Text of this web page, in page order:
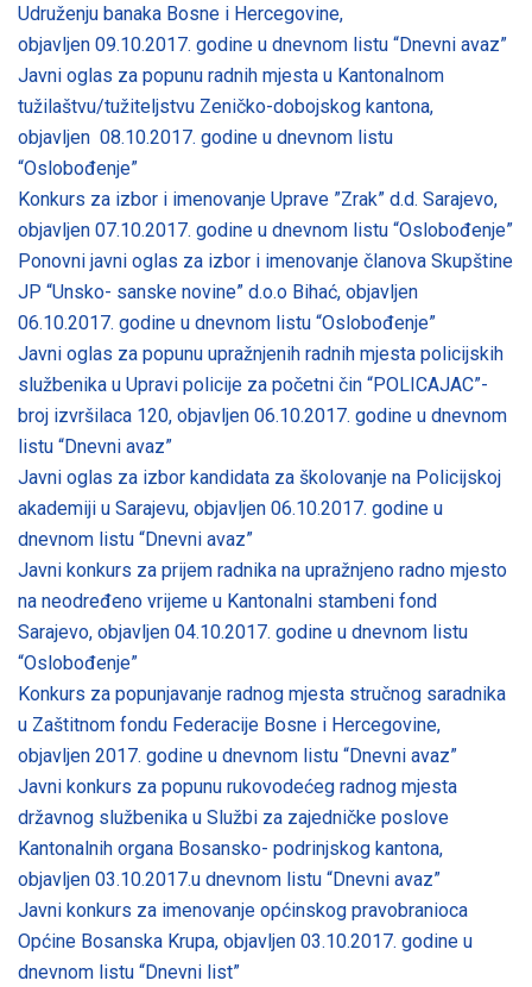
Udruženju banaka Bosne i Hercegovine,
objavljen 09.10.2017. godine u dnevnom listu “Dnevni avaz”
Javni oglas za popunu radnih mjesta u Kantonalnom
tužilaštvu/tužiteljstvu Zeničko-dobojskog kantona,
objavljen 08.10.2017. godine u dnevnom listu
“Oslobođenje”
Konkurs za izbor i imenovanje Uprave ”Zrak” d.d. Sarajevo,
objavljen 07.10.2017. godine u dnevnom listu “Oslobođenje”
Ponovni javni oglas za izbor i imenovanje članova Skupštine
JP “Unsko- sanske novine” d.o.o Bihać, objavljen
06.10.2017. godine u dnevnom listu “Oslobođenje”
Javni oglas za popunu upražnjenih radnih mjesta policijskih
službenika u Upravi policije za početni čin “POLICAJAC”-
broj izvršilaca 120, objavljen 06.10.2017. godine u dnevnom
listu “Dnevni avaz”
Javni oglas za izbor kandidata za školovanje na Policijskoj
akademiji u Sarajevu, objavljen 06.10.2017. godine u
dnevnom listu “Dnevni avaz”
Javni konkurs za prijem radnika na upražnjeno radno mjesto
na neodređeno vrijeme u Kantonalni stambeni fond
Sarajevo, objavljen 04.10.2017. godine u dnevnom listu
“Oslobođenje”
Konkurs za popunjavanje radnog mjesta stručnog saradnika
u Zaštitnom fondu Federacije Bosne i Hercegovine,
objavljen 2017. godine u dnevnom listu “Dnevni avaz”
Javni konkurs za popunu rukovodećeg radnog mjesta
državnog službenika u Službi za zajedničke poslove
Kantonalnih organa Bosansko- podrinjskog kantona,
objavljen 03.10.2017.u dnevnom listu “Dnevni avaz”
Javni konkurs za imenovanje općinskog pravobranioca
Općine Bosanska Krupa, objavljen 03.10.2017. godine u
dnevnom listu “Dnevni list”